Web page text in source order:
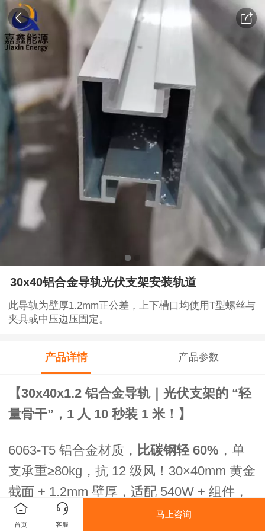
30x40铝合金导轨光伏支架安装轨道
此导轨为壁厚1.2mm正公差，上下槽口均使用T型螺丝与
夹具或中压边压固定。
产品详情 产品参数
【30x40x1.2 铝合金导轨｜光伏支架的 “轻
量骨干”，1 人 10 秒装 1 米！】
6063-T5 铝合金材质， 比碳钢轻 60% ，单
支承重≥80kg，抗 12 级风！30×40mm 黄金
截面 + 1.2mm 壁厚，适配 540W + 组件，
间距自由可调（0-1.5m），无需焊接切割，
首页 客服
马上咨询